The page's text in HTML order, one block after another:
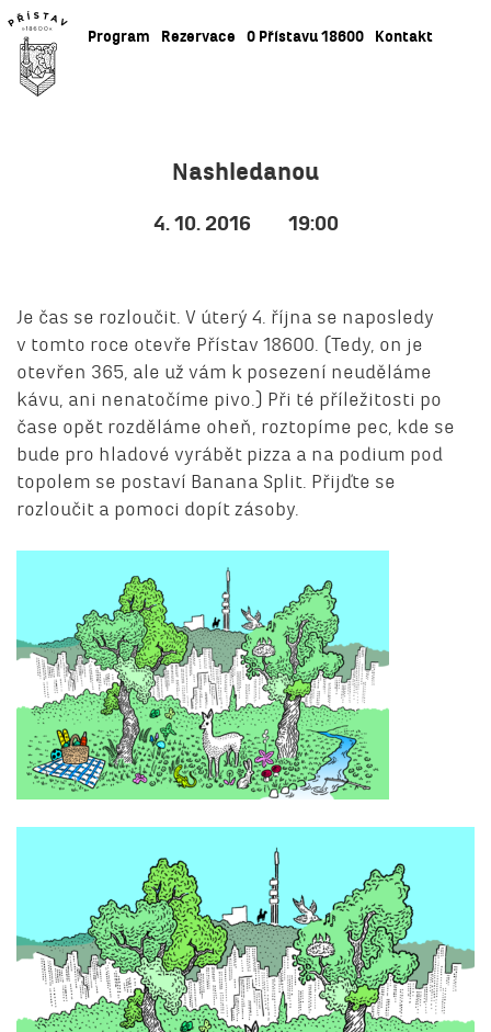
Program Rezervace O Přístavu 18600 Kontakt
Nashledanou
4. 10. 2016 19:00
Je čas se rozloučit. V úterý 4. října se naposledy
v tomto roce otevře Přístav 18600. (Tedy, on je
otevřen 365, ale už vám k posezení neuděláme
kávu, ani nenatočíme pivo.) Při té příležitosti po
čase opět rozděláme oheň, roztopíme pec, kde se
bude pro hladové vyrábět pizza a na podium pod
topolem se postaví Banana Split. Přijďte se
rozloučit a pomoci dopít zásoby.